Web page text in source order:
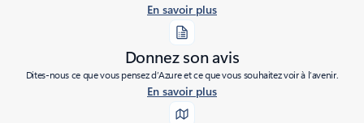
En savoir plus
Donnez son avis
Dites-nous ce que vous pensez d’Azure et ce que vous souhaitez voir à l’avenir.
En savoir plus